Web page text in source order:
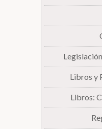
Libros y
Libros: